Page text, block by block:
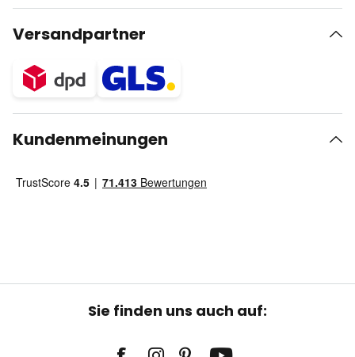
Versandpartner
Kundenmeinungen
Sie finden uns auch auf: